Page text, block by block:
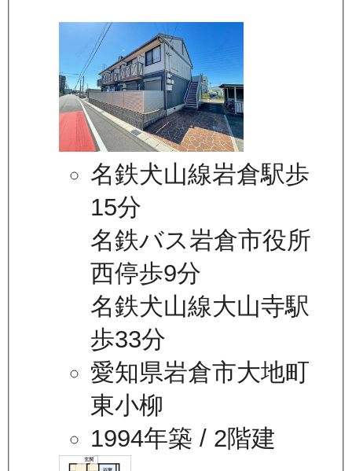
名鉄犬山線岩倉駅歩
15分
名鉄バス岩倉市役所
西停歩9分
名鉄犬山線大山寺駅
歩33分
愛知県岩倉市大地町
東小柳
1994年築 / 2階建